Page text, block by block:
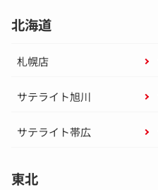
北海道
札幌店
サテライト旭川
サテライト帯広
東北